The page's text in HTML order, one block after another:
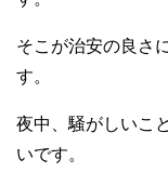
そこが治安の良さ
す。
夜中、騒がしいこ
いです。